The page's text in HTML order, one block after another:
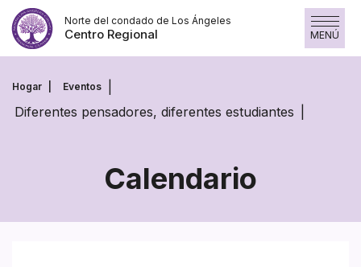
Saltar
contenido
Norte del condado de Los Ángeles
Centro Regional MENÚ
Hogar Eventos
Diferentes pensadores, diferentes estudiantes
Calendario